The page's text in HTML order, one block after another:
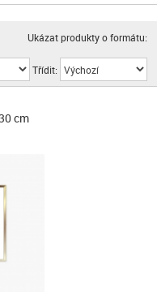
Ukázat produkty o formátu:
Třídit:
cm